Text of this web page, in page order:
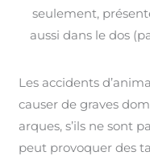
seulement,
aussi dans le dos
Les accidents
causer de graves
arques, s’ils ne sont
peut provoquer des